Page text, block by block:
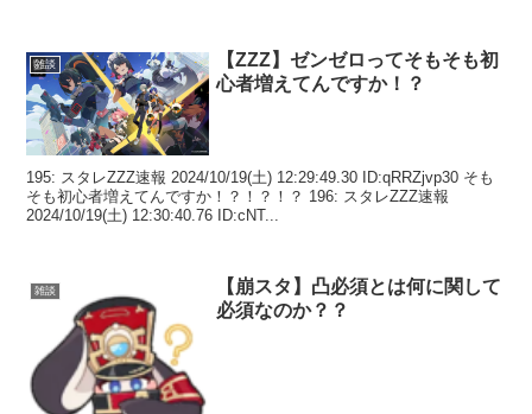
雑談
【ZZZ】ゼンゼロってそもそも初
心者増えてんですか！？
195: スタレZZZ速報 2024/10/19(土) 12:29:49.30 ID:qRRZjvp30 そも
そも初心者増えてんですか！？！？！？ 196: スタレZZZ速報
2024/10/19(土) 12:30:40.76 ID:cNT...
雑談
【崩スタ】凸必須とは何に関して
必須なのか？？